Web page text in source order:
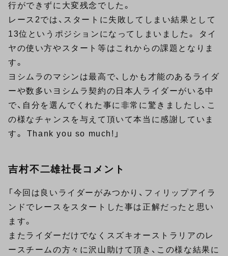
行ができずに大変残念でした。
レース2では、スタートに失敗してしまい結果として
13位というポジションになってしまいました。 タイ
ヤの使い方やスタート等はこれからの課題となりま
す。
ヨシムラのマシンは最高で、しかも才能のあるライダ
ーや数多いヨシムラ契約の日本人ライダーがいる中
で、自分を選んでくれた事に非常に驚きましたし、こ
の様なチャンスを与えて頂いて本当に感謝していま
す。 Thank you so much!」
吉村不二雄社長コメント
「今回は良いライダーがみつかり、フィリップアイラ
ンドでレースをスタートした事は正解だったと思い
ます。
またライダーだけでなくスズキオーストラリアのレ
ースチームの方々に沢山助けて頂き、この様な結果に